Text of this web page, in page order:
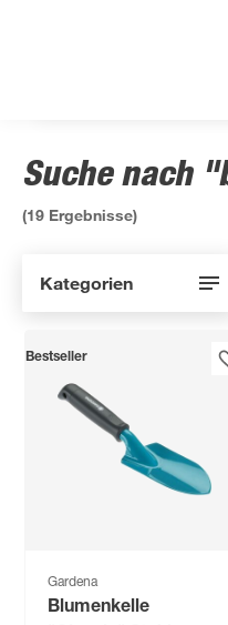
Suche nach
(19 Ergebnisse)
Kategorien
Bestseller
Gardena
Blumenkelle